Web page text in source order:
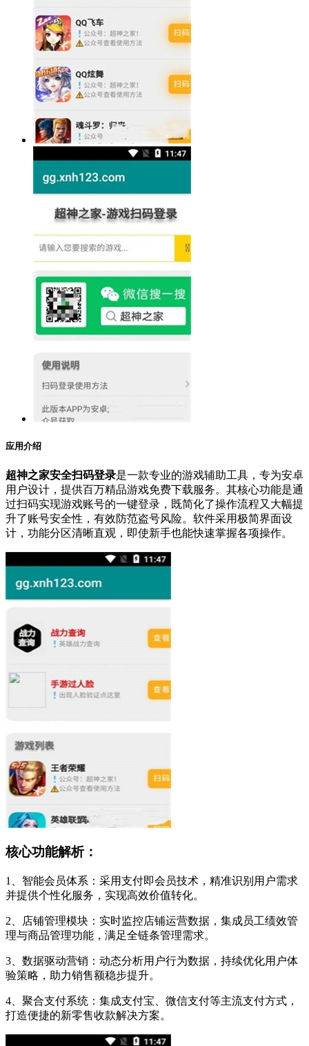
应用介绍
超神之家安全扫码登录是一款专业的游戏辅助工具，专为安卓
用户设计，提供百万精品游戏免费下载服务。其核心功能是通
过扫码实现游戏账号的一键登录，既简化了操作流程又大幅提
升了账号安全性，有效防范盗号风险。软件采用极简界面设
计，功能分区清晰直观，即使新手也能快速掌握各项操作。
核心功能解析：
1、智能会员体系：采用支付即会员技术，精准识别用户需求
并提供个性化服务，实现高效价值转化。
2、店铺管理模块：实时监控店铺运营数据，集成员工绩效管
理与商品管理功能，满足全链条管理需求。
3、数据驱动营销：动态分析用户行为数据，持续优化用户体
验策略，助力销售额稳步提升。
4、聚合支付系统：集成支付宝、微信支付等主流支付方式，
打造便捷的新零售收款解决方案。